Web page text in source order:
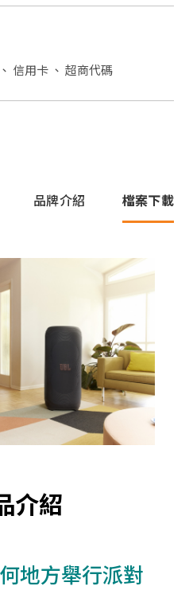
信用卡 、 超商代碼
品牌介紹 檔案下載
介紹
地方舉行派對